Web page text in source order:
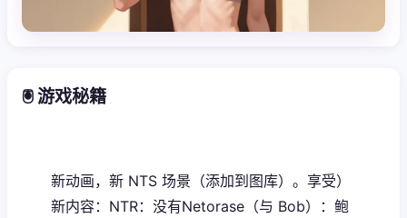
🖲️ 游戏秘籍
新动画，新 NTS 场景（添加到图库）。享受）
新内容：NTR：没有Netorase（与 Bob）：鲍